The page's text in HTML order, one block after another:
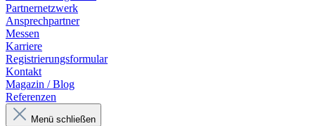
Partnernetzwerk
Ansprechpartner
Messen
Karriere
Registrierungsformular
Kontakt
Magazin / Blog
Referenzen
Menü schließen